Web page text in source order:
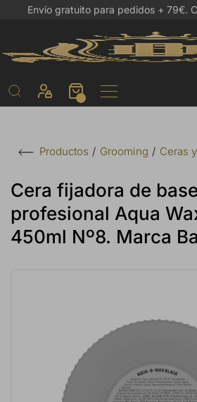
Envío gratuito para pedidos + 79€.
Productos Grooming Ceras
Cera fijadora de
profesional Aqua
450ml Nº8. Marca